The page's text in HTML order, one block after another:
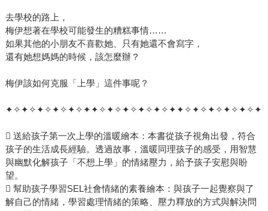
去學校的路上，
梅伊想著在學校可能發生的糟糕事情……
如果其他的小朋友不喜歡她、只有她還不會寫字，
還有她想媽媽的時候，該怎麼辦？
梅伊該如何克服「上學」這件事呢？
✦✧✦✧✦✧✦✧✦✧✦✦✧✦✧✦✧✦✧✦✧✦✦✧✦✧✦✧✦✧✦✧✦
 送給孩子第一次上學的溫暖繪本：本書從孩子視角出發，符合
孩子的生活成長經驗。透過故事，溫暖同理孩子的感受，用智慧
與幽默化解孩子「不想上學」的情緒壓力，給予孩子安慰與盼
望。
 幫助孩子學習SEL社會情緒的素養繪本：與孩子一起覺察與了
解自己的情緒，學習處理情緒的策略、壓力釋放的方式與解決問